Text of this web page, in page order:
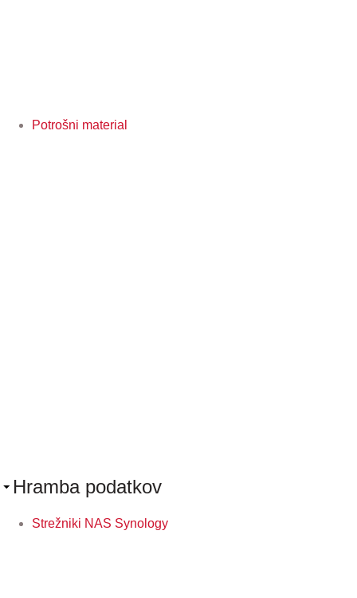
Potrošni material
Hramba podatkov
Strežniki NAS Synology